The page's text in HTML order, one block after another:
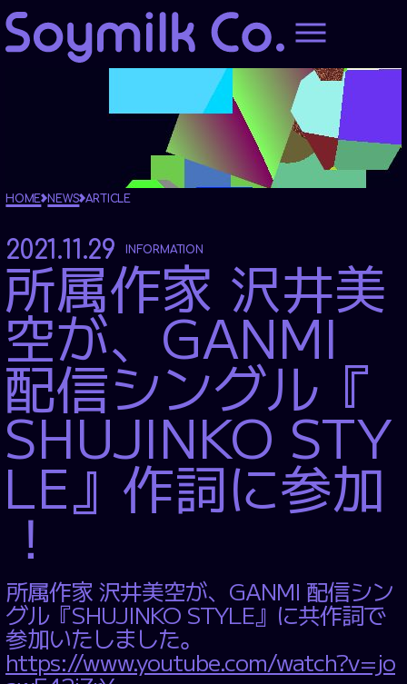
HOME
ABOUTUS
PRODUCE
MUSIC PRODUCE
STAGE PRODUCE
OVERSEAS BOOKING
AGENT
MOVIE PRODUCE
MUSIC VIDEO
PRODUCE
CONSULTING
CASTING
BRANDING
WEBSITE
SERVICE
WORKS
HOME NEWS ARTICLE
2021.11.29 INFORMATION
所属作家 沢井美
空が、GANMI
配信シングル『
SHUJINKO STY
LE』作詞に参加
！
所属作家 沢井美空が、GANMI 配信シン
グル『SHUJINKO STYLE』に共作詞で
参加いたしました。
https://www.youtube.com/watch?v=jo